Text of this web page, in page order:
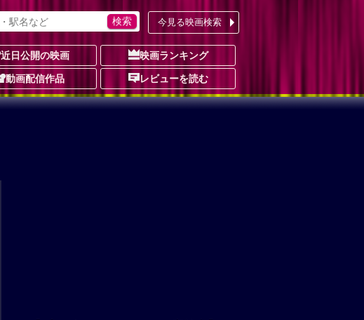
今見る映画検索
近日公開の映画 映画ランキング
動画配信作品 レビューを読む